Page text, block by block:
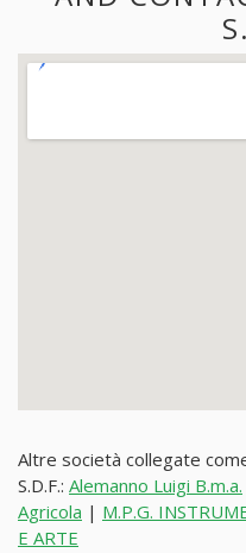
Altre società collegate come
S.D.F.: Alemanno Luigi B.m.a.
Agricola | M.P.G.
E ARTE